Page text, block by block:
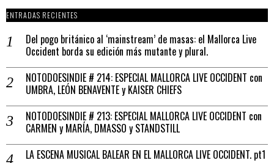
ENTRADAS RECIENTES
Del pogo británico al ‘mainstream’ de masas: el Mallorca Live
Occident borda su edición más mutante y plural.
NOTODOESINDIE # 214: ESPECIAL MALLORCA LIVE OCCIDENT con
UMBRA, LEÓN BENAVENTE y KAISER CHIEFS
NOTODOESINDIE # 213: ESPECIAL MALLORCA LIVE OCCIDENT con
CARMEN y MARÍA, DMASSO y STANDSTILL
LA ESCENA MUSICAL BALEAR EN EL MALLORCA LIVE OCCIDENT. pt1